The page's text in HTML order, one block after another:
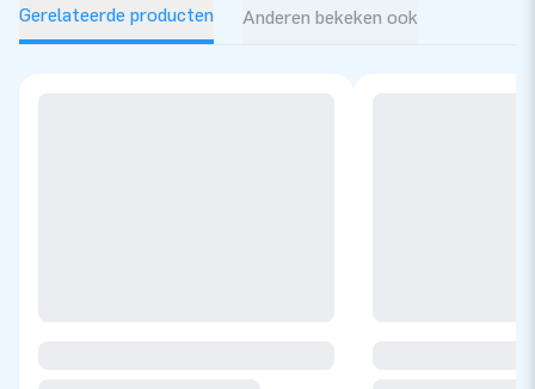
Gerelateerde producten Anderen bekeken ook